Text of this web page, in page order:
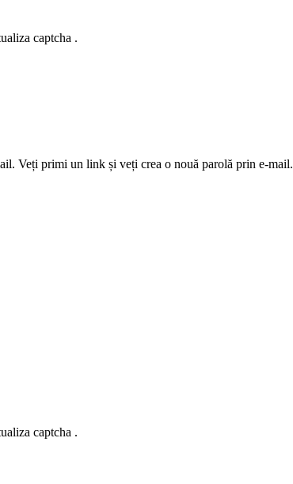
captcha .
Veți primi un link și veți crea o nouă parolă prin e-mail.
captcha .